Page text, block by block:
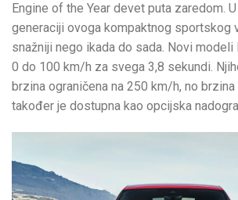
Engine of the Year devet puta zaredom.
generaciji ovoga kompaktnog sportskog
snažniji nego ikada do sada. Novi modeli
0 do 100 km/h za svega 3,8 sekundi.
brzina ograničena na 250 km/h, no
također je dostupna kao opcijska